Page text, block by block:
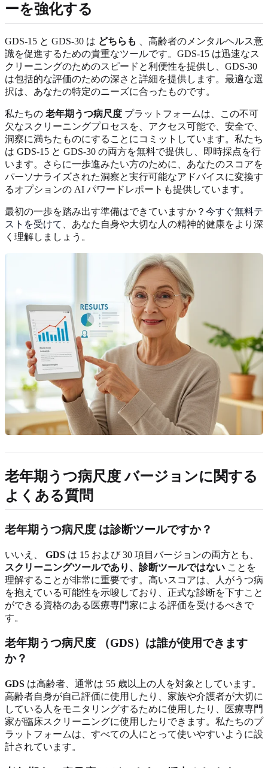
ーを強化する
GDS-15 と GDS-30 は どちらも 、高齢者のメンタルヘルス意
識を促進するための貴重なツールです。GDS-15 は迅速なス
クリーニングのためのスピードと利便性を提供し、GDS-30
は包括的な評価のための深さと詳細を提供します。最適な選
択は、あなたの特定のニーズに合ったものです。
私たちの 老年期うつ病尺度 プラットフォームは、この不可
欠なスクリーニングプロセスを、アクセス可能で、安全で、
洞察に満ちたものにすることにコミットしています。私たち
は GDS-15 と GDS-30 の両方を無料で提供し、即時採点を行
います。さらに一歩進みたい方のために、あなたのスコアを
パーソナライズされた洞察と実行可能なアドバイスに変換す
るオプションの AI パワードレポートも提供しています。
最初の一歩を踏み出す準備はできていますか？ 今すぐ無料テ
ストを受けて 、あなた自身や大切な人の精神的健康をより深
く理解しましょう。
老年期うつ病尺度バージョンに関する
よくある質問
老年期うつ病尺度 は診断ツールですか？
いいえ、 GDS は 15 および 30 項目バージョンの両方とも、
スクリーニングツールであり、診断ツールではない ことを
理解することが非常に重要です。高いスコアは、人がうつ病
を抱えている可能性を示唆しており、正式な診断を下すこと
ができる資格のある医療専門家による評価を受けるべきで
す。
老年期うつ病尺度 （GDS）は誰が使用できます
か？
GDS は高齢者、通常は 55 歳以上の人を対象としています。
高齢者自身が自己評価に使用したり、家族や介護者が大切に
している人をモニタリングするために使用したり、医療専門
家が臨床スクリーニングに使用したりできます。私たちのプ
ラットフォームは、すべての人にとって使いやすいように設
計されています。